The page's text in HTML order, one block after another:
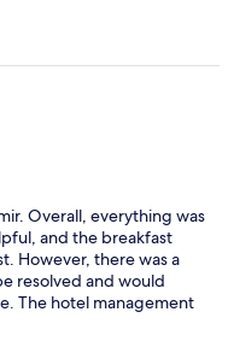
Overall, everything was
and the breakfast
However, there was a
resolved and would
The hotel management
room before the guest
were really tired when